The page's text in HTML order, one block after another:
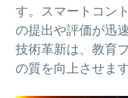
す。スマートコン
の提出や評価が迅
技術革新は、教育
の質を向上させます